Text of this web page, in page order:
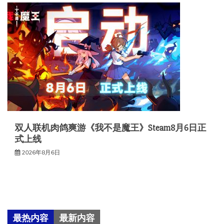
双人联机肉鸽爽游《我不是魔王》Steam8月6日正
式上线
2026年8月6日
最热内容 最新内容